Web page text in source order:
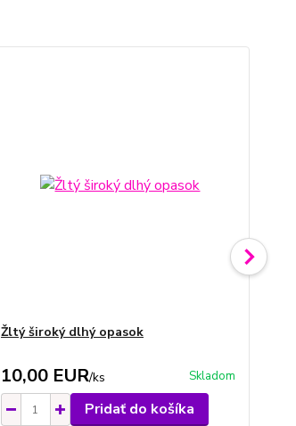
Žltý široký dlhý opasok
10,00 EUR/ks Skladom
Pridať do košíka